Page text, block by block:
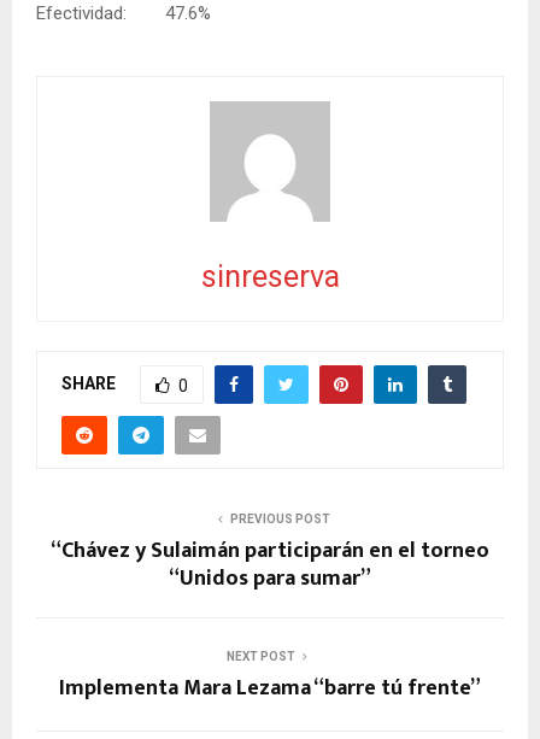
Efectividad: 47.6%
sinreserva
SHARE 0
PREVIOUS POST
“Chávez y Sulaimán participarán en el torneo
“Unidos para sumar”
NEXT POST
Implementa Mara Lezama “barre tú frente”